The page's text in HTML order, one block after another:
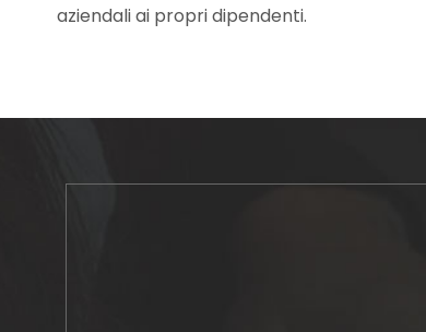
aziendali ai propri dipendenti.